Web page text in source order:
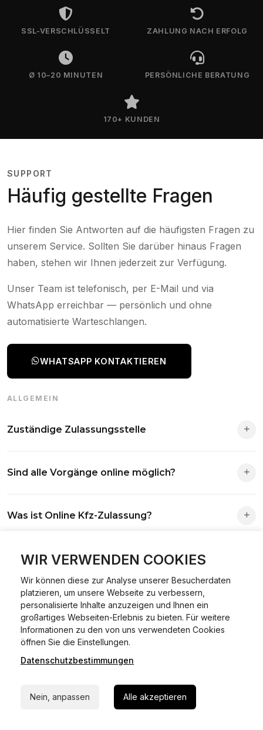
WIR VERWENDEN COOKIES
Wir können diese zur Analyse unserer Besucherdaten
platzieren, um unsere Webseite zu verbessern,
personalisierte Inhalte anzuzeigen und Ihnen ein
großartiges Webseiten-Erlebnis zu bieten. Für weitere
Informationen zu den von uns verwendeten Cookies
öffnen Sie die Einstellungen.
Datenschutzbestimmungen
Nein, anpassen Alle akzeptieren
SSL-VERSCHLÜSSELT ZAHLUNG NACH ERFOLG
Ø 10–20 MINUTEN PERSÖNLICHE BERATUNG
170+ KUNDEN
SUPPORT
Häufig gestellte Fragen
Hier finden Sie Antworten auf die häufigsten Fragen zu
unserem Service. Sollten Sie darüber hinaus Fragen
haben, stehen wir Ihnen jederzeit zur Verfügung.
Unser Team ist telefonisch, per E-Mail und via
WhatsApp erreichbar — persönlich und ohne
automatisierte Warteschlangen.
WHATSAPP KONTAKTIEREN
ALLGEMEIN
Zuständige Zulassungsstelle
Antrag wird automatisch an die richtige Stelle weitergeleitet.
Sind alle Vorgänge online möglich?
Abmeldungen für Fahrzeuge mit Erstzulassung vor dem
Was ist Online Kfz-Zulassung?
ummelden oder abmelden kannst – inklusive Dateneingabe,
Dokumentprüfung und Bezahlung.
Welche Vorteile gibt es?
Zeitersparnis, flexible Durchführung, kein Besuch der
Behörde notwendig.
Welche Unterlagen werden benötigt?
Fahrzeugbrief, Fahrzeugschein, Ausweis oder Reisepass,
Versicherungsnachweis, falls erforderlich TÜV-Bericht.
Wie sicher ist das Verfahren?
Kann ich mein Fahrzeug online ummelden oder
abmelden?